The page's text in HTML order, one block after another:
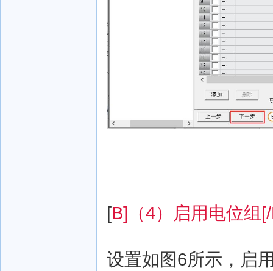
[B]（4）启用电位组
设置如图6所示，启